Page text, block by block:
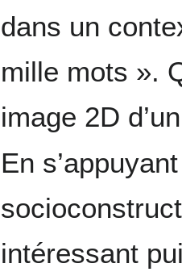
dans un
mille mots ».
image 2D
En
intéressant